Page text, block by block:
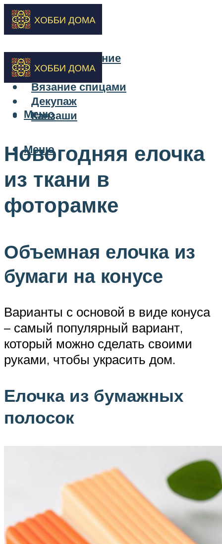
Бисероплетение
Вышивка
Вязание спицами
Декупаж
Канзаши
Меню
Меню
Новогодняя елочка
из ткани в
фоторамке
Объемная елочка из
бумаги на конусе
Варианты с основой в виде конуса
– самый популярный вариант,
который можно сделать своими
руками, чтобы украсить дом.
Елочка из бумажных
полосок